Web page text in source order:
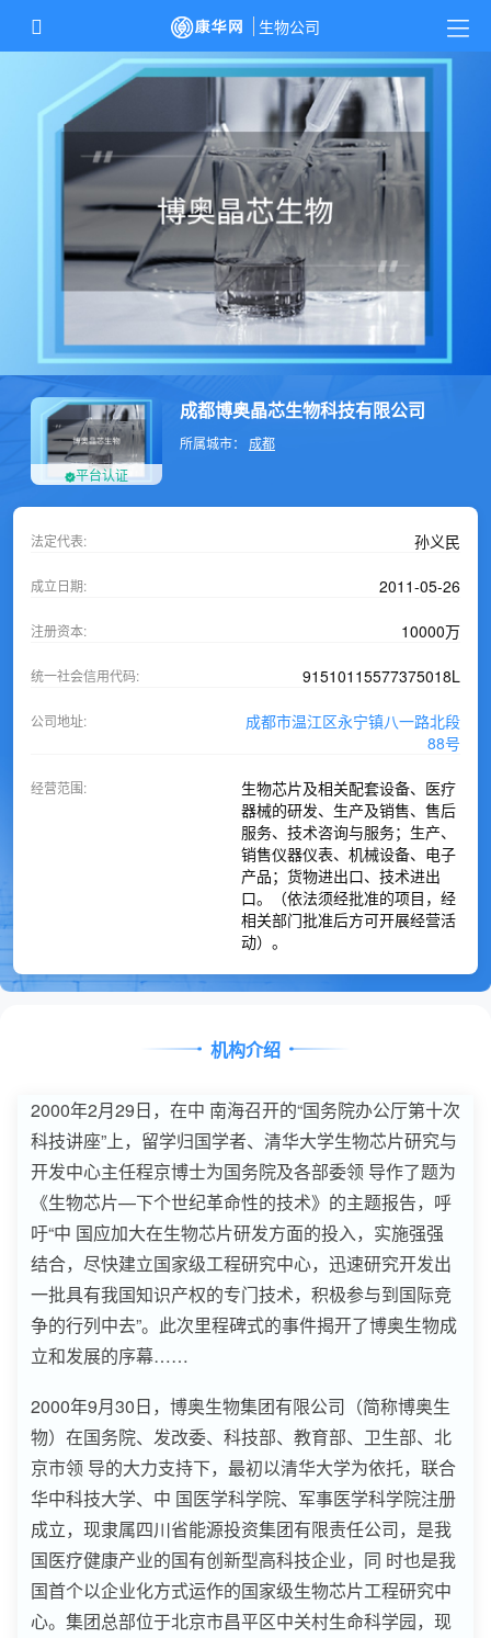
平台认证
成都博奥晶芯生物科技有限公司
所属城市： 成都
法定代表: 孙义民
成立日期: 2011-05-26
注册资本: 10000万
统一社会信用代码: 91510115577375018L
公司地址:
成都市温江区永宁镇八一路北段
88号
经营范围:
生物芯片及相关配套设备、医疗
器械的研发、生产及销售、售后
服务、技术咨询与服务；生产、
销售仪器仪表、机械设备、电子
产品；货物进出口、技术进出
口。（依法须经批准的项目，经
相关部门批准后方可开展经营活
动）。
机构介绍
2000年2月29日，在中 南海召开的“国务院办公厅第十次
科技讲座”上，留学归国学者、清华大学生物芯片研究与
开发中心主任程京博士为国务院及各部委领 导作了题为
《生物芯片—下个世纪革命性的技术》的主题报告，呼
吁“中 国应加大在生物芯片研发方面的投入，实施强强
结合，尽快建立国家级工程研究中心，迅速研究开发出
一批具有我国知识产权的专门技术，积极参与到国际竞
争的行列中去”。此次里程碑式的事件揭开了博奥生物成
立和发展的序幕……
2000年9月30日，博奥生物集团有限公司（简称博奥生
物）在国务院、发改委、科技部、教育部、卫生部、北
京市领 导的大力支持下，最初以清华大学为依托，联合
华中科技大学、中 国医学科学院、军事医学科学院注册
成立，现隶属四川省能源投资集团有限责任公司，是我
国医疗健康产业的国有创新型高科技企业，同 时也是我
国首个以企业化方式运作的国家级生物芯片工程研究中
心。集团总部位于北京市昌平区中关村生命科学园，现